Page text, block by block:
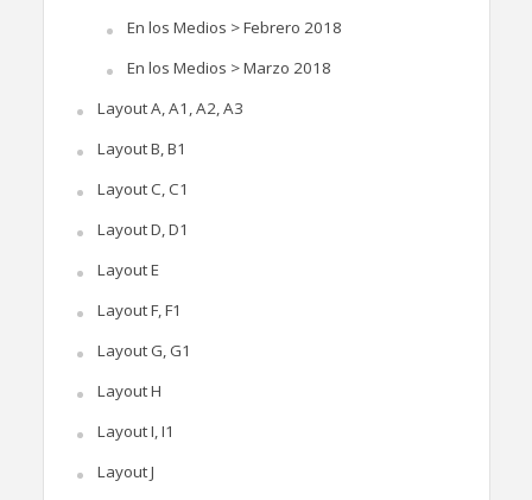
En los Medios > Febrero 2018
En los Medios > Marzo 2018
Layout A, A1, A2, A3
Layout B, B1
Layout C, C1
Layout D, D1
Layout E
Layout F, F1
Layout G, G1
Layout H
Layout I, I1
Layout J